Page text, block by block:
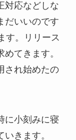
対応などしな
だいいのです
す。リリース
てきます。
され始めたの
に小刻みに寝
きます。